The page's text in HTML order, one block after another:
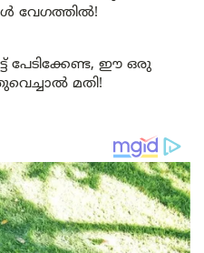
വേഗത്തിൽ!
പേടിക്കേണ്ട, ഈ ഒരു
മതി!